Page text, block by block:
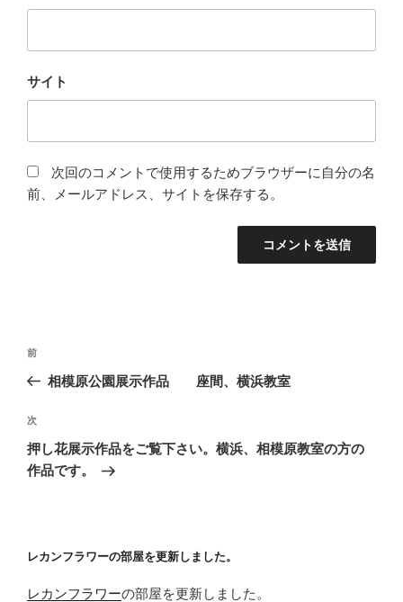
サイト
次回のコメントで使用するためブラウザーに自分の名
前、メールアドレス、サイトを保存する。
投
ビ
ゲ
ー
前
の
稿
前
相模原公園展示作品 座間、横浜教室
次
の
投
次
押し花展示作品をご覧下さい。横浜、相模原教室の方の
作品です。
レカンフラワーの部屋を更新しました。
レカンフラワーの部屋を更新しました。